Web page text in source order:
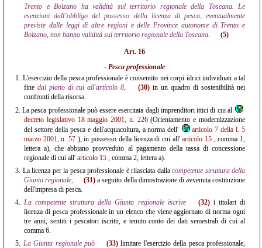
Trento e Bolzano ha validità sul territorio regionale della Toscana. Le
esenzioni dall’obbligo del possesso della licenza di pesca, eventualmente
previste dalle leggi di altre regioni e delle Province autonome di Trento e
Bolzano, non hanno validità sul territorio regionale della Toscana.
(5)
Art. 16
- Pesca professionale
1. L'esercizio della pesca professionale è consentito nei corpi idrici individuati a tal
finedal piano di cui all'articolo 8, (30)in un quadro di sostenibilità nei
confronti della risorsa.
2.La pesca professionale può essere esercitata dagli imprenditori ittici di cui al
decreto legislativo 18 maggio 2001, n. 226(Orientamento e modernizzazione
del settore della pesca e dell'acquacoltura, a norma dell'
articolo 7 della l. 5
marzo 2001, n. 57 ), in possesso della licenza di cui all'articolo 15, comma 1,
lettera a), che abbiano provveduto al pagamento della tassa di concessione
regionale di cui all' articolo 15 , comma 2, lettera a).
3. La licenza per la pesca professionale è rilasciata dalla competente struttura della
Giunta regionale,
(31) a seguito della dimostrazione di avvenuta costituzione
dell'impresa di pesca.
4.La competente struttura della Giunta regionale iscrive (32)i titolari di
licenza di pesca professionale in un elenco che viene aggiornato di norma ogni
tre anni, sentiti i pescatori iscritti, e tenuto conto dei dati semestrali di cui al
comma 6.
5. La Giunta regionale può (33)limitare l'esercizio della pesca professionale,